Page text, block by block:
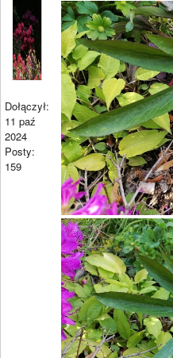
Dołączył:
11 paź
2024
Posty:
159